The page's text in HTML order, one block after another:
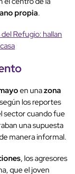
propia.
Refugio: hallan
en unazona
los reportes
sector cuando fue
una supuesta
manera informal.
, los agresores
que el joven